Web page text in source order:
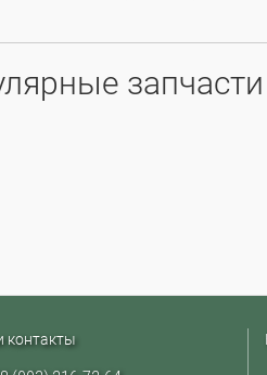
запчасти
контакты